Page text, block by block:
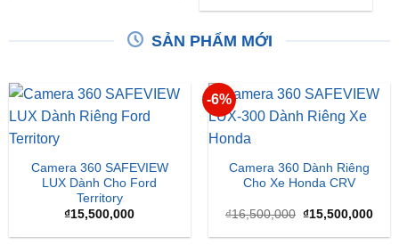
SẢN PHẨM MỚI
Camera 360 SAFEVIEW
LUX Dành Cho Ford
Territory
₫15,500,000
-6%
Camera 360 Dành Riêng
Cho Xe Honda CRV
₫16,500,000 Giá
là:
₫15,500,000Giá
tại